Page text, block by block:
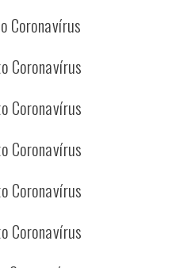
Coronavírus
Coronavírus
Coronavírus
Coronavírus
Coronavírus
Coronavírus